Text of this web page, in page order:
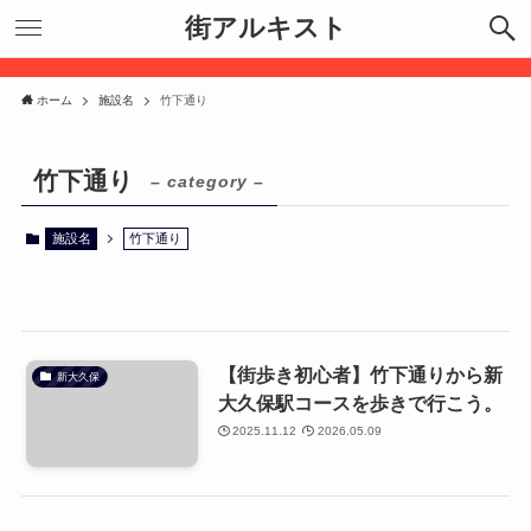
街アルキスト
ホーム 施設名 竹下通り
竹下通り – category –
施設名 竹下通り
新大久保
【街歩き初心者】竹下通りから新
大久保駅コースを歩きで行こう。
2025.11.12 2026.05.09